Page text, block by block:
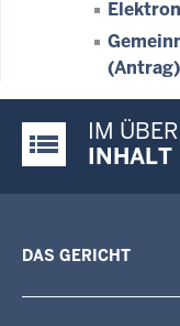
(Antrag)
Justiz-Portal
IM
INHALT
DAS GERICHT